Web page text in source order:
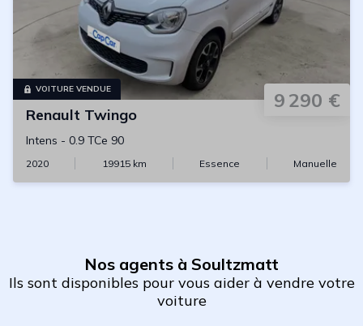
VOITURE VENDUE 9 290 €
Renault Twingo
Intens - 0.9 TCe 90
2020 19915km Essence Manuelle
Nos agents à Soultzmatt
Ils sont disponibles pour vous aider à vendre votre
voiture